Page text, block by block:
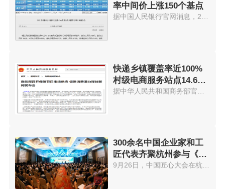
率中间价上涨150个基点
据中国人民银行官网消息，24日人...
快递乡镇覆盖率近100%
村级电商服务站点14.6万
个
300余名中国企业家和工
匠代表齐聚杭州参与《中
国匠心大会》
9月26日，中国匠心大会在杭州隆...